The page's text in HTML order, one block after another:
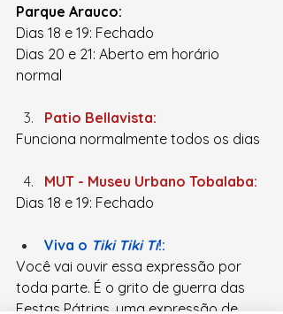
Parque Arauco:
Dias 18 e 19: Fechado
Dias 20 e 21: Aberto em horário
normal
Patio Bellavista:
Funciona normalmente todos os dias
MUT - Museu Urbano Tobalaba:
Dias 18 e 19: Fechado
Viva o Tiki Tiki Tí!:
Você vai ouvir essa expressão por
toda parte. É o grito de guerra das
Festas Pátrias, uma expressão de